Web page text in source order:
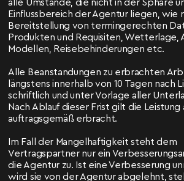
alle Umstände, die nicht in der Sphäre
Einflussbereich der Agentur liegen, wie
Bereitstellung von termingerechten
Produkten und Requisiten, Wetterlage,
Modellen, Reisebehinderungen etc.
Alle Beanstandungen zu erbrachten
längstens innerhalb von 10 Tagen nach
schriftlich und unter Vorlage aller
Nach Ablauf dieser Frist gilt die Leistung
auftragsgemäß erbracht.
Im Fall der Mangelhaftigkeit steht dem
Vertragspartner nur ein
die Agentur zu. Ist eine Verbesserung
wird sie von der Agentur abgelehnt,